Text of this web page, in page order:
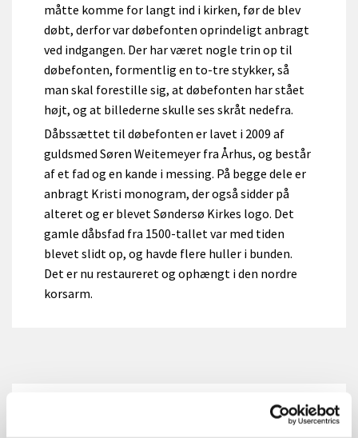
måtte komme for langt ind i kirken, før de blev
døbt, derfor var døbefonten oprindeligt anbragt
ved indgangen. Der har været nogle trin op til
døbefonten, formentlig en to-tre stykker, så
man skal forestille sig, at døbefonten har stået
højt, og at billederne skulle ses skråt nedefra.
Dåbssættet til døbefonten er lavet i 2009 af
guldsmed Søren Weitemeyer fra Århus, og består
af et fad og en kande i messing. På begge dele er
anbragt Kristi monogram, der også sidder på
alteret og er blevet Søndersø Kirkes logo. Det
gamle dåbsfad fra 1500-tallet var med tiden
blevet slidt op, og havde flere huller i bunden.
Det er nu restaureret og ophængt i den nordre
korsarm.